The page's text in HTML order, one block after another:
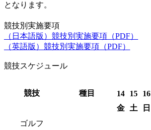
となります。
競技別実施要項
（日本語版）競技別実施要項（PDF）
（英語版）競技別実施要項（PDF）
競技スケジュール
競技 種目
14
15 16
金
土 日
ゴルフ